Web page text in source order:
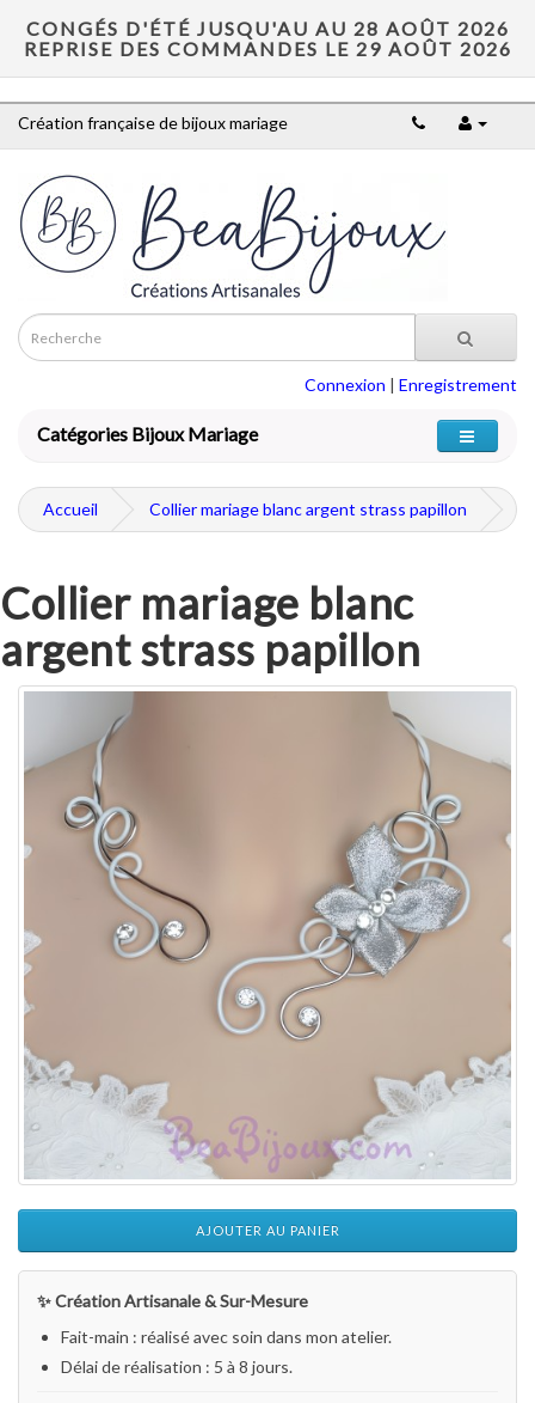
CONGÉS D'ÉTÉ JUSQU'AU AU 28 AOÛT 2026
REPRISE DES COMMANDES LE 29 AOÛT 2026
Création française de bijoux mariage
Connexion | Enregistrement
Catégories Bijoux Mariage
Accueil Collier mariage blanc argent strass papillon
Collier mariage blanc
argent strass papillon
AJOUTER AU PANIER
✨ Création Artisanale & Sur-Mesure
Fait-main : réalisé avec soin dans mon atelier.
Délai de réalisation : 5 à 8 jours.